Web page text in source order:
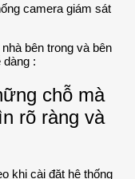
camera giám sát
bên trong và bên
:
chỗ mà
rõ ràng và
khi cài đặt hệ thống